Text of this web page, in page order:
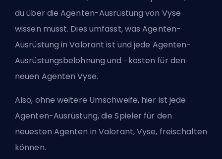
du über die Agenten-Ausrüstung von Vyse
wissen musst. Dies umfasst, was Agenten-
Ausrüstung in Valorant ist und jede Agenten-
Ausrüstungsbelohnung und -kosten für den
neuen Agenten Vyse.
Also, ohne weitere Umschweife, hier ist jede
Agenten-Ausrüstung, die Spieler für den
neuesten Agenten in Valorant, Vyse, freischalten
können.